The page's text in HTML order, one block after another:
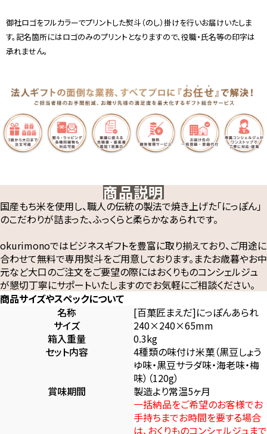
御社ロゴをフルカラーでプリントした熨斗（のし）掛けを行いお届けいたしま
す。記名箇所にはロゴのみのプリントとなりますので、役職・氏名等の印字は
承れません。
商品説明
国産もち米を使用し、職人の伝統の製法で焼き上げた「にっぽん」
のこだわりが詰まった、ふっくらと柔らかなあられです。
okurimonoではビジネスギフトを豊富に取り揃えており、ご用途に
合わせて無料で専用熨斗をご用意しております。またお歳暮やお中
元など大口のご注文をご要望の際にはおくりものコンシェルジュ
が懇切丁寧にサポートいたしますのでお気軽にご相談ください。
商品サイズやスペックについて
名称
[百菓匠まえだ]にっぽんあられ
サイズ
240×240×65mm
箱入重量
0.3kg
セット内容
4種類の味付け米菓（黒豆しょう
ゆ味・黒豆サラダ味・海老味・梅
味）（120g）
賞味期間
製造より常温5ヶ月
一括納品をご希望のお客様でお
手持ちまでお時間を要する場合
は、おくりものコンシェルジュまで